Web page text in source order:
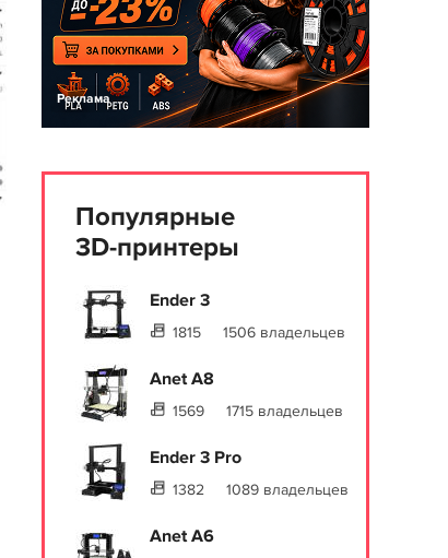
Реклама
Популярные
3D-принтеры
Ender 3
1815 1506 владельцев
Anet A8
1569 1715 владельцев
Ender 3 Pro
1382 1089 владельцев
Anet A6